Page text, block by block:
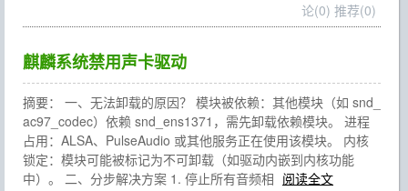
论(0) 推荐(0)
麒麟系统禁用声卡驱动
摘要： 一、无法卸载的原因？ 模块被依赖：其他模块（如 snd_
ac97_codec）依赖 snd_ens1371，需先卸载依赖模块。 进程
占用：ALSA、PulseAudio 或其他服务正在使用该模块。 内核
锁定：模块可能被标记为不可卸载（如驱动内嵌到内核功能
中）。 二、分步解决方案 1. 停止所有音频相 阅读全文